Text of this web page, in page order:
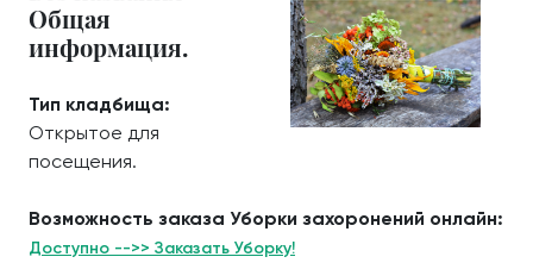
Общая
информация.
Тип кладбища:
Открытое для
посещения.
Возможность заказа Уборки захоронений онлайн:
Доступно -->> Заказать Уборку!